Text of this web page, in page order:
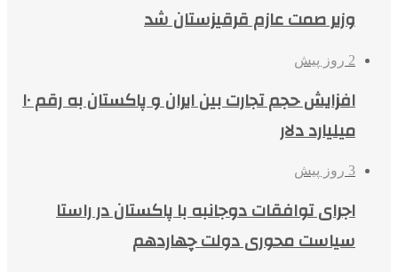
وزیر صمت عازم قرقیزستان شد
2 روز پیش
افزایش حجم تجارت بین ایران و پاکستان به رقم ۱۰
میلیارد دلار
3 روز پیش
اجرای توافقات دوجانبه با پاکستان در راستا
سیاست محوری دولت چهاردهم